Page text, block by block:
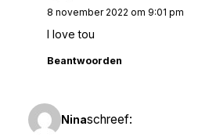
8 november 2022 om 9:01 pm
I love tou
Beantwoorden
Ninaschreef: